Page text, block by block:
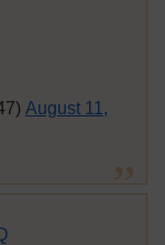
August 11,